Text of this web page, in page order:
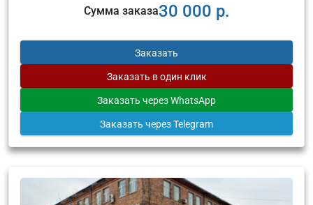
Сумма заказа30 000 р.
Заказать
Заказать в один клик
Заказать через WhatsApp
Заказать через Telegram